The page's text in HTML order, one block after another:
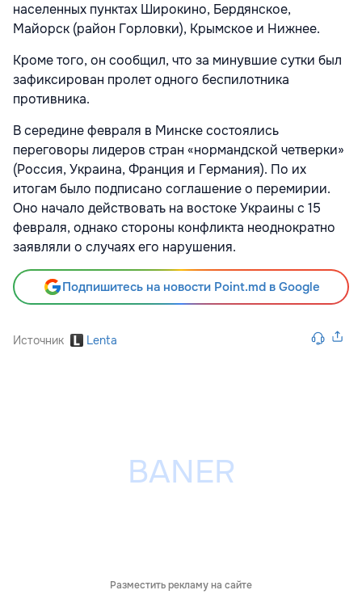
населенных пунктах Широкино, Бердянское,
Майорск (район Горловки), Крымское и Нижнее.
Кроме того, он сообщил, что за минувшие сутки был
зафиксирован пролет одного беспилотника
противника.
В середине февраля в Минске состоялись
переговоры лидеров стран «нормандской четверки»
(Россия, Украина, Франция и Германия). По их
итогам было подписано соглашение о перемирии.
Оно начало действовать на востоке Украины с 15
февраля, однако стороны конфликта неоднократно
заявляли о случаях его нарушения.
Подпишитесь на новости Point.md в Google
Источник Lenta
Разместить рекламу на сайте